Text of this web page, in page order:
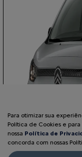
Para otimizar sua
Política de Cookies e
nossa Política de
concorda com nossas